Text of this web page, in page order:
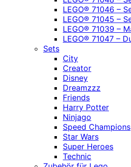
LEGO® 71046 –
LEGO® 71045 –
LEGO® 71039 –
LEGO® 71047 –
Sets
City
Creator
Disney
Dreamzzz
Friends
Harry Potter
Ninjago
Speed Champions
Star Wars
Super Heroes
Technic